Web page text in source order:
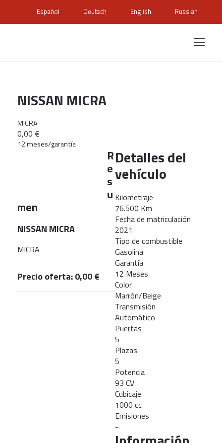
Español Deutsch English Russian
NISSAN MICRA
MICRA
0,00 €
12 meses/garantía
Detalles del
vehículo
Kilometraje
76.500 Km
Fecha de matriculación
2021
Tipo de combustible
Gasolina
Garantía
12 Meses
Color
Marrón/Beige
Transmisión
Automático
Puertas
5
Plazas
5
Potencia
93 CV
Cubicaje
1000 cc
Emisiones
-
R
e
s
u
men
NISSAN MICRA
MICRA
Precio oferta: 0,00 €